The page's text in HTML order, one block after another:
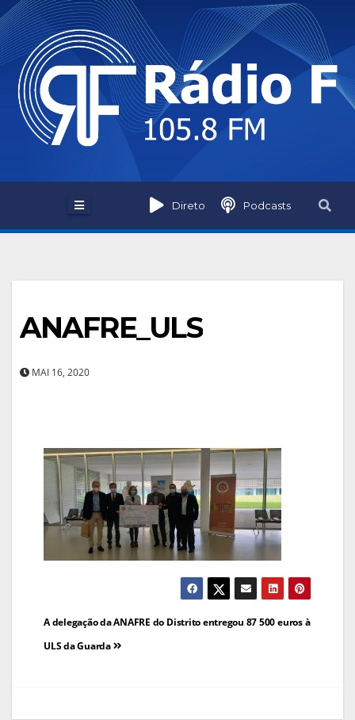
Skip
to
content
Direto Podcasts
ANAFRE_ULS
MAI 16, 2020
Navegação
de
A delegação da ANAFRE do Distrito entregou 87 500 euros à
ULS da Guarda